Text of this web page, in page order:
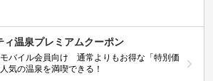
ィ温泉プレミアムクーポン
モバイル会員向け 通常よりもお得な「特別価
気の温泉を満喫できる！